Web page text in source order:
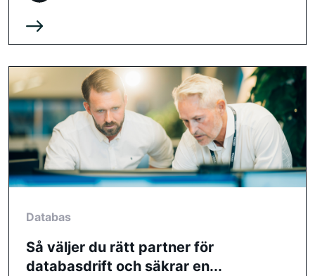
Databas
Så väljer du rätt partner för
databasdrift och säkrar en...